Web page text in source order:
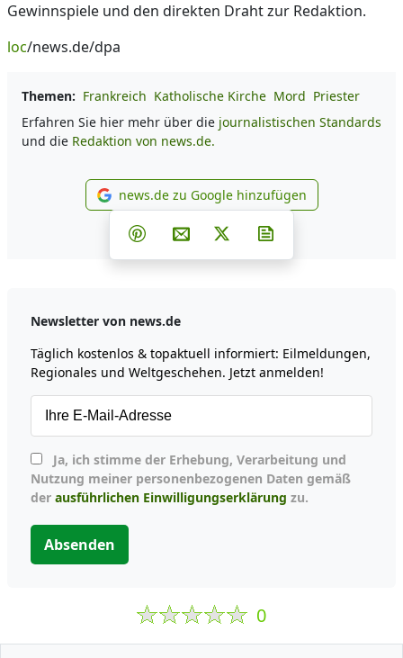
Gewinnspiele und den direkten Draht zur Redaktion.
loc/news.de/dpa
Themen: Frankreich Katholische Kirche Mord Priester
Erfahren Sie hier mehr über die journalistischen Standards
und die Redaktion von news.de.
news.de zu Google
news.de zu Google hinzufügen
Teilen auf Facebook
Teilen auf Whatsapp
Teilen auf Telegram
Teilen auf Pinterest
Per E-Mail teilen
Post auf X
Newsletter von news.de
Täglich kostenlos & topaktuell informiert: Eilmeldungen,
Regionales und Weltgeschehen. Jetzt anmelden!
Nutzung meiner personenbezogenen Daten gemäß
der ausführlichen Einwilligungserklärung zu.
Absenden
0